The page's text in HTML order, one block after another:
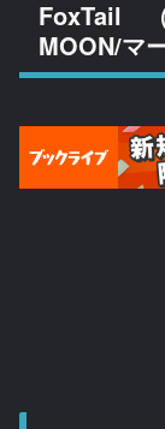
FoxTail （
MOON/マ